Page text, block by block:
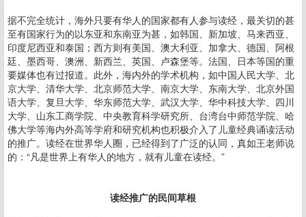
据不完全统计，海外只要有华人的国家都有人参与读经，最关切的甚
至有国家行为的以东亚和东南亚为甚，如韩国、新加坡、马来西亚、
印度尼西亚和泰国；西方则有美国、澳大利亚、加拿大、德国、阿根
廷、墨西哥、澳洲、新西兰、英国、卢森堡等。法国、日本等国的重
要媒体也有过报道。此外，海内外的学术机构，如中国人民大学、北
京大学、清华大学、北京师范大学、南京大学、东南大学、北京外国
语大学、复旦大学、华东师范大学、武汉大学、华中科技大学、四川
大学、山东工商学院、中央教育科学研究所、台湾台中师范学院、哈
佛大学等海内外高等学府和研究机构也积极介入了儿童经典诵读活动
的推广。读经在世界华人圈，已经得到了广泛的认同，真如王老师说
的：“凡是世界上有华人的地方，就有儿童在读经。”
读经推广的民间草根